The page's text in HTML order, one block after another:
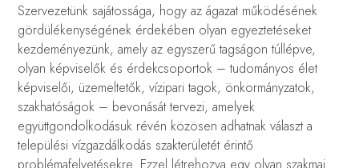
Szervezetünk sajátossága, hogy az ágazat működésének
gördülékenységének érdekében olyan egyeztetéseket
kezdeményezünk, amely az egyszerű tagságon túllépve,
olyan képviselők és érdekcsoportok – tudományos élet
képviselői, üzemeltetők, vízipari tagok, önkormányzatok,
szakhatóságok – bevonását tervezi, amelyek
együttgondolkodásuk révén közösen adhatnak választ a
települési vízgazdálkodás szakterületét érintő
problémafelvetésekre. Ezzel létrehozva egy olyan szakmai